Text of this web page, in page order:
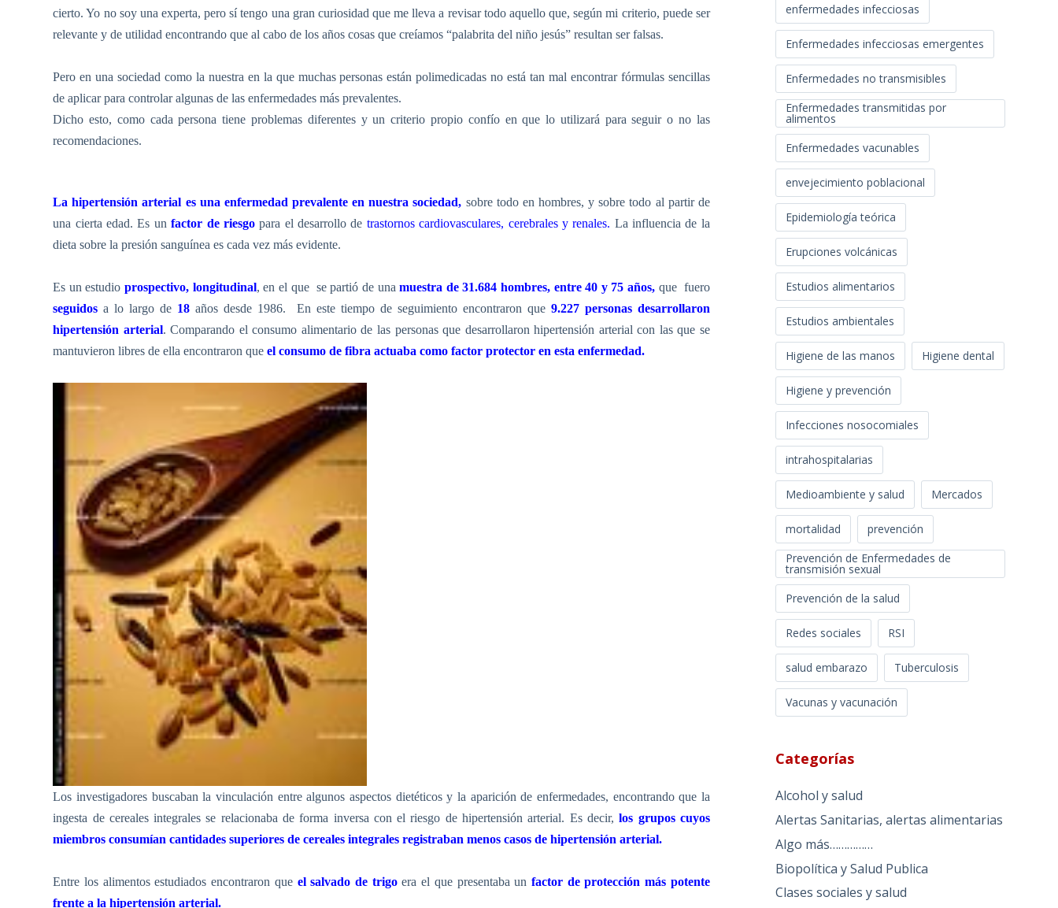
cierto. Yo no soy una experta, pero sí tengo una gran curiosidad que me lleva a revisar todo aquello que, según mi criterio, puede ser
relevante y de utilidad encontrando que al cabo de los años cosas que creíamos “palabrita del niño jesús” resultan ser falsas.
Pero en una sociedad como la nuestra en la que muchas personas están polimedicadas no está tan mal encontrar fórmulas sencillas
de aplicar para controlar algunas de las enfermedades más prevalentes.
Dicho esto, como cada persona tiene problemas diferentes y un criterio propio confío en que lo utilizará para seguir o no las
recomendaciones.
La hipertensión arterial es una enfermedad prevalente en nuestra sociedad, sobre todo en hombres, y sobre todo al partir de
una cierta edad. Es unfactor de riesgopara el desarrollo de trastornos cardiovasculares, cerebrales y renales. La influencia de la
dieta sobre la presión sanguínea es cada vez más evidente.
Es un estudioprospectivo, longitudinal, en el que se partió de unamuestra de 31.684 hombres, entre 40 y 75 años, que fuero
seguidos a lo largo de 18 años desde 1986. En este tiempo de seguimiento encontraron que 9.227 personas desarrollaron
hipertensión arterial. Comparando el consumo alimentario de las personas que desarrollaron hipertensión arterial con las que se
mantuvieron libres de ella encontraron queel consumo de fibra actuaba como factor protector en esta enfermedad.
Los investigadores buscaban la vinculación entre algunos aspectos dietéticos y la aparición de enfermedades, encontrando que la
ingesta de cereales integrales se relacionaba de forma inversa con el riesgo de hipertensión arterial. Es decir,los grupos cuyos
miembros consumían cantidades superiores de cereales integrales registraban menos casos de hipertensión arterial.
Entre los alimentos estudiados encontraron que el salvado de trigoera el que presentaba un factor de protección más potente
frente a la hipertensión arterial.
enfermedades infecciosas
Enfermedades infecciosas emergentes
Enfermedades no transmisibles
Enfermedades transmitidas por
alimentos
Enfermedades vacunables
envejecimiento poblacional
Epidemiología teórica
Erupciones volcánicas
Estudios alimentarios
Estudios ambientales
Higiene de las manos Higiene dental
Higiene y prevención
Infecciones nosocomiales
intrahospitalarias
Medioambiente y salud Mercados
mortalidad
prevención
Prevención de Enfermedades de
transmisión sexual
Prevención de la salud
Redes sociales RSI
salud embarazo Tuberculosis
Vacunas y vacunación
Categorías
Alcohol y salud
Alertas Sanitarias, alertas alimentarias
Algo más……………
Biopolítica y Salud Publica
Clases sociales y salud